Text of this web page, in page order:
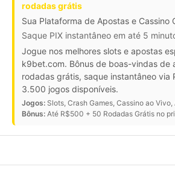
rodadas grátis
Sua Plataforma de Apostas e Cassino
Saque PIX instantâneo em até 5
Jogue nos melhores slots e apostas
k9bet.com. Bônus de boas-vindas de
rodadas grátis, saque instantâneo via
3.500 jogos disponíveis.
Jogos: Slots, Crash Games, Cassino ao Vivo,
Bônus: Até R$500 + 50 Rodadas Grátis no